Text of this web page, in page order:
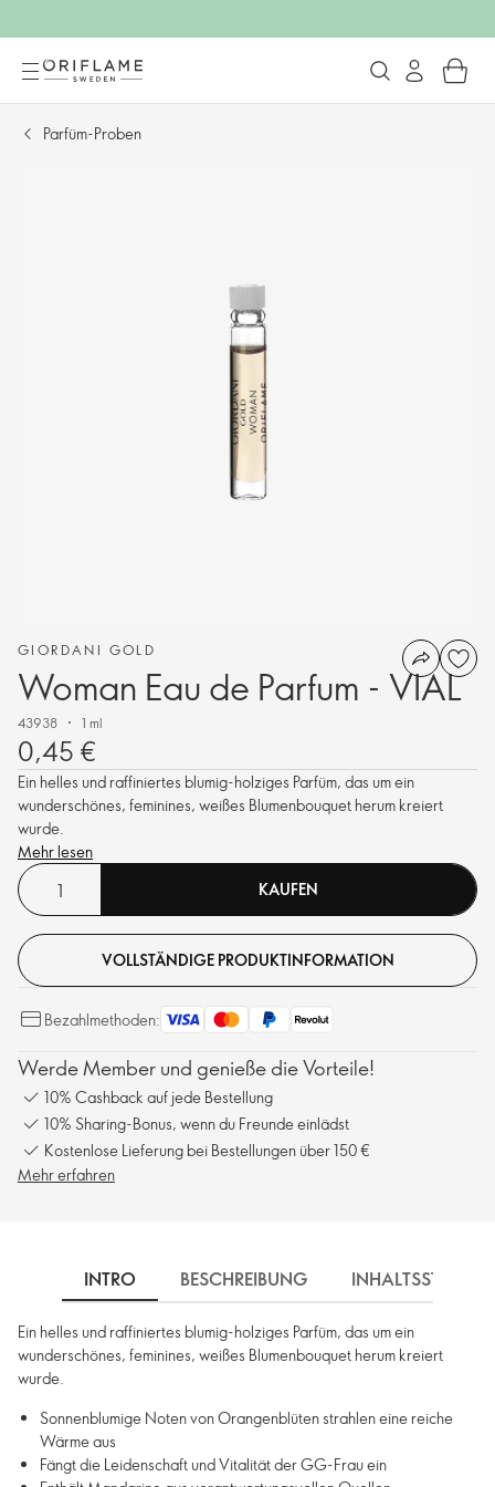
Parfüm-Proben
GIORDANI GOLD
Woman Eau de Parfum - VIAL
43938 1 ml
0,45 €
Ein helles und raffiniertes blumig-holziges Parfüm, das um ein
wunderschönes, feminines, weißes Blumenbouquet herum kreiert
wurde.
Mehr lesen
KAUFEN
VOLLSTÄNDIGE PRODUKTINFORMATION
Bezahlmethoden:
Werde Member und genieße die Vorteile!
10% Cashback auf jede Bestellung
10% Sharing-Bonus, wenn du Freunde einlädst
Kostenlose Lieferung bei Bestellungen über 150 €
Mehr erfahren
INTRO BESCHREIBUNG INHALTSSTOFFE
Ein helles und raffiniertes blumig-holziges Parfüm, das um ein
wunderschönes, feminines, weißes Blumenbouquet herum kreiert
wurde.
Sonnenblumige Noten von Orangenblüten strahlen eine reiche
Wärme aus
Fängt die Leidenschaft und Vitalität der GG-Frau ein